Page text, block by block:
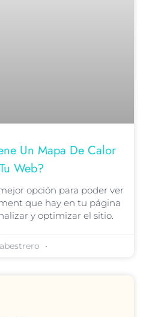
Un Mapa De Calor
Web?
opción para poder ver
que hay en tu página
y optimizar el sitio.